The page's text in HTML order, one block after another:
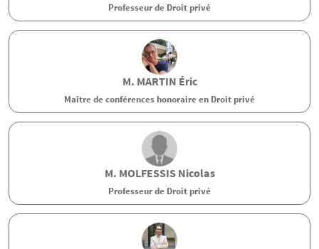
Professeur de Droit privé
M. MARTIN Éric
Maître de conférences honoraire en Droit privé
M. MOLFESSISNicolas
Professeur de Droit privé